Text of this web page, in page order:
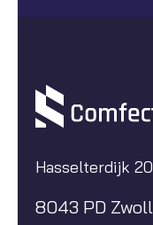
Hasselterdijk
8043 PD